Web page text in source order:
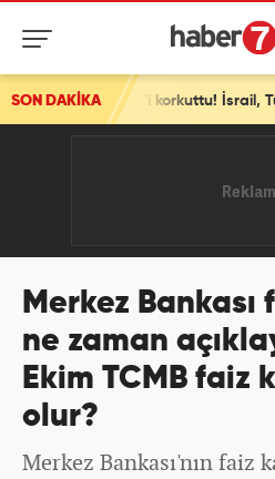
SON DAKİKA
korkuttu! İsrail, Türkiye'ye karşı
Merkez Bankası
ne zaman
Ekim TCMB faiz
olur?
Merkez Bankası'nın faiz